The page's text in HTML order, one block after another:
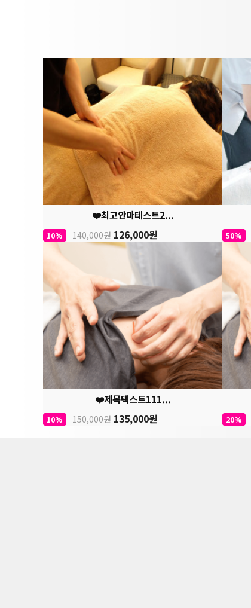
❤️최고안마테스트2...
10% 140,000원 126,000원 50%
❤️제목텍스트111...
10% 150,000원 135,000원 20%